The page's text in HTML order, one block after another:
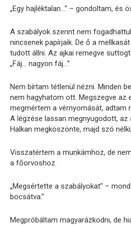
„Egy hajléktalan…” – gondoltam, és
A szabályok szerint nem
nincsenek papírjaik. De ő a
tudott állni. Az ajkai remegve
„Fáj… nagyon fáj…”
Nem bírtam tétlenül nézni. Minden
nem hagyhatom ott. Megszegve az
megmértem a vérnyomását, adtam
A légzése lassan megnyugodott, az
Halkan megköszönte, majd szó
Visszatértem a munkámhoz, de
a főorvoshoz.
„Megsértette a szabályokat” –
bocsátva.”
Megpróbáltam magyarázkodni, de